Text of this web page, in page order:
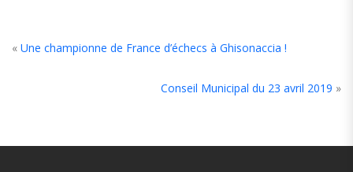
« Une championne de France d’échecs à Ghisonaccia !
Conseil Municipal du 23 avril 2019 »